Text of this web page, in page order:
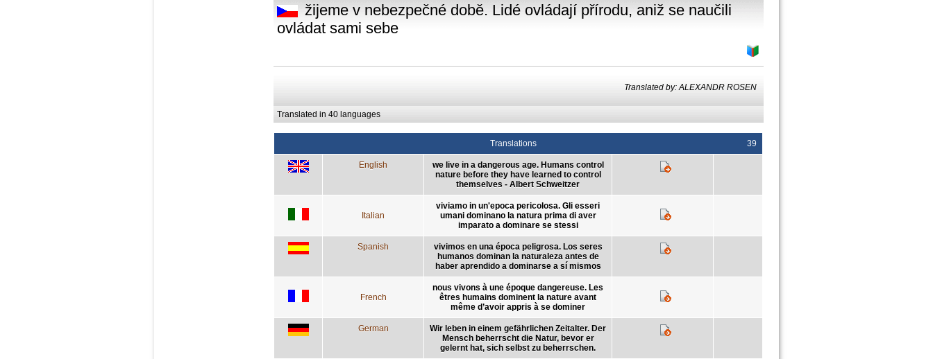
žijeme v nebezpečné době. Lidé ovládají přírodu, aniž se naučili
ovládat sami sebe
Translated by: ALEXANDR ROSEN
Translated in 40 languages
Translations 39
English
we live in a dangerous age. Humans control
nature before they have learned to control
themselves - Albert Schweitzer
Italian
viviamo in un'epoca pericolosa. Gli esseri
umani dominano la natura prima di aver
imparato a dominare se stessi
Spanish
vivimos en una época peligrosa. Los seres
humanos dominan la naturaleza antes de
haber aprendido a dominarse a sí mismos
French
nous vivons à une époque dangereuse. Les
êtres humains dominent la nature avant
même d’avoir appris à se dominer
German
Wir leben in einem gefährlichen Zeitalter. Der
Mensch beherrscht die Natur, bevor er
gelernt hat, sich selbst zu beherrschen.